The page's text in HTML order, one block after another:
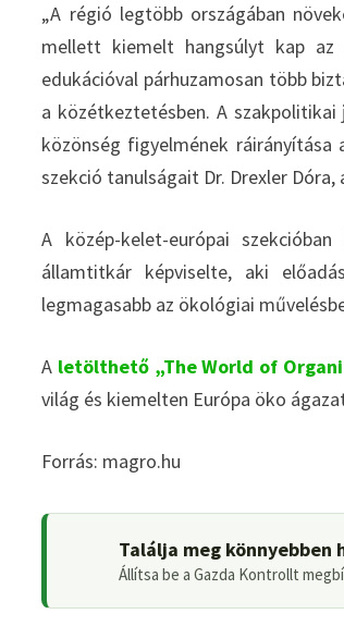
„A régió legtöbb országában
mellett kiemelt hangsúlyt kap
edukációval párhuzamosan több
a közétkeztetésben. A
közönség figyelmének
szekció tanulságait Dr. Drexler Dóra,
A közép-kelet-európai
államtitkár képviselte, aki
legmagasabb az ökológiai
A letölthető „The World of
világ és kiemelten Európa öko
Forrás: magro.hu
Találja meg könnyebben
Állítsa be a Gazda Kontrollt